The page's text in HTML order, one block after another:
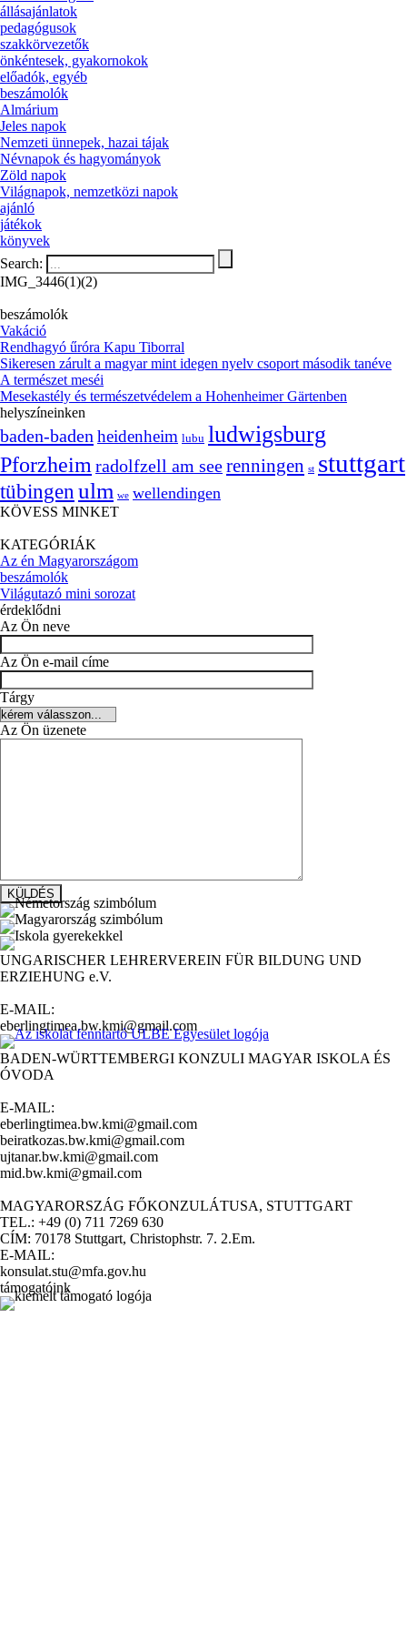
állásajánlatok
pedagógusok
szakkörvezetők
önkéntesek, gyakornokok
előadók, egyéb
beszámolók
Almárium
Jeles napok
Nemzeti ünnepek, hazai tájak
Névnapok és hagyományok
Zöld napok
Világnapok, nemzetközi napok
ajánló
játékok
könyvek
Search:
IMG_3446(1)(2)
beszámolók
Vakáció
Rendhagyó űróra Kapu Tiborral
Sikeresen zárult a magyar mint idegen nyelv csoport második tanéve
A természet meséi
Mesekastély és természetvédelem a Hohenheimer Gärtenben
helyszíneinken
baden-baden heidenheim lubu ludwigsburg
Pforzheim radolfzell am seerenningen st stuttgart
tübingen ulm we wellendingen
KÖVESS MINKET
KATEGÓRIÁK
Az én Magyarországom
beszámolók
Világutazó mini sorozat
érdeklődni
Az Ön neve
Az Ön e-mail címe
Tárgy
Az Ön üzenete
UNGARISCHER LEHRERVEREIN FÜR BILDUNG UND
ERZIEHUNG e.V.
E-MAIL:
eberlingtimea.bw.kmi@gmail.com
BADEN-WÜRTTEMBERGI KONZULI MAGYAR ISKOLA ÉS
ÓVODA
E-MAIL:
eberlingtimea.bw.kmi@gmail.com
beiratkozas.bw.kmi@gmail.com
ujtanar.bw.kmi@gmail.com
mid.bw.kmi@gmail.com
MAGYARORSZÁG FŐKONZULÁTUSA, STUTTGART
TEL.: +49 (0) 711 7269 630
CÍM: 70178 Stuttgart, Christophstr. 7. 2.Em.
E-MAIL:
konsulat.stu@mfa.gov.hu
támogatóink